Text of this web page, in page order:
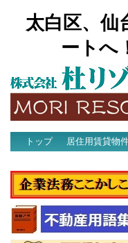
太白区、仙
ートへ
トップ 居住用賃貸物